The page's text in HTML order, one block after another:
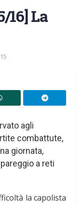
16] La
agli
combattute,
giornata,
a reti
la capolista